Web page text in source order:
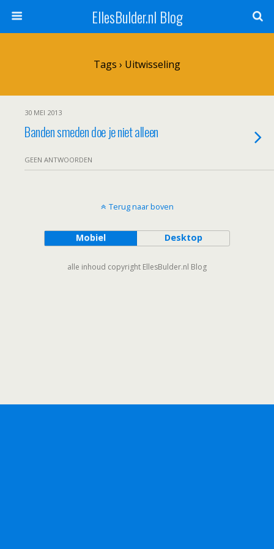
EllesBulder.nl Blog
Tags › Uitwisseling
30 MEI 2013
Banden smeden doe je niet alleen
GEEN ANTWOORDEN
Terug naar boven
Mobiel Desktop
alle inhoud copyright EllesBulder.nl Blog